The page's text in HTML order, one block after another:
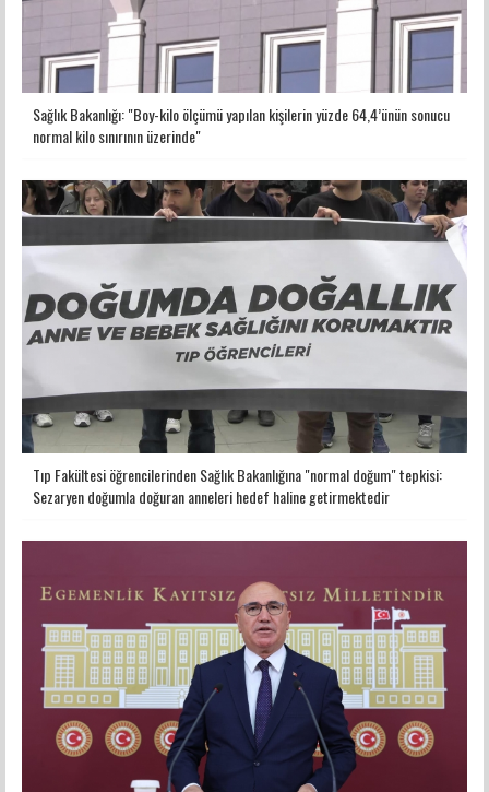
Sağlık Bakanlığı: "Boy-kilo ölçümü yapılan kişilerin yüzde 64,4’ünün sonucu
normal kilo sınırının üzerinde"
Tıp Fakültesi öğrencilerinden Sağlık Bakanlığına "normal doğum" tepkisi:
Sezaryen doğumla doğuran anneleri hedef haline getirmektedir